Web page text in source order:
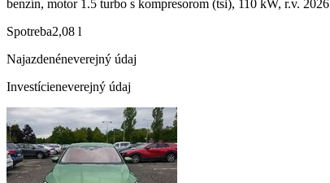
benzín, motor 1.5 turbo s kompresorom (tsi), 110 kW, r.v. 2026
Spotreba2,08 l
Najazdenéneverejný údaj
Investícieneverejný údaj